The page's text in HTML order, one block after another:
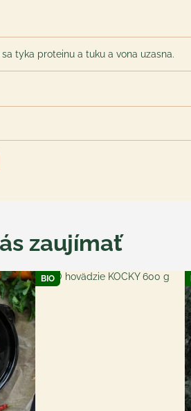
tyka proteinu a tuku a vona uzasna.
zaujímať
BIO